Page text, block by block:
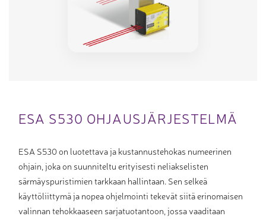
ESA S530 OHJAUSJÄRJESTELMÄ
ESA S530 on luotettava ja kustannustehokas numeerinen
ohjain, joka on suunniteltu erityisesti neliakselisten
särmäyspuristimien tarkkaan hallintaan. Sen selkeä
käyttöliittymä ja nopea ohjelmointi tekevät siitä erinomaisen
valinnan tehokkaaseen sarjatuotantoon, jossa vaaditaan